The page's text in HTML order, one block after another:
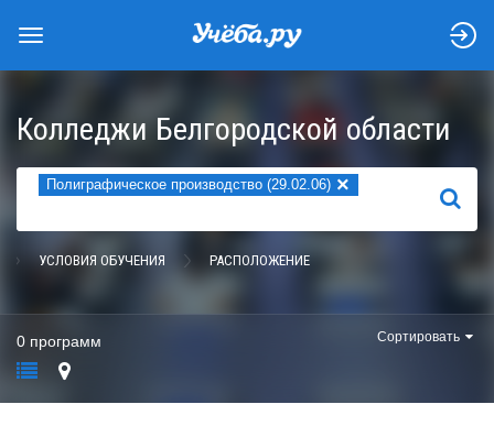
Колледжи Белгородской области
Полиграфическое производство (29.02.06) ×
НАЙТИ
УСЛОВИЯ ОБУЧЕНИЯ РАСПОЛОЖЕНИЕ
0 программ Сортировать